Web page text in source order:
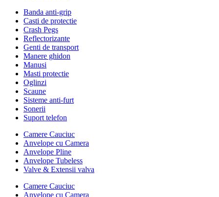
Banda anti-grip
Casti de protectie
Crash Pegs
Reflectorizante
Genti de transport
Manere ghidon
Manusi
Masti protectie
Oglinzi
Scaune
Sisteme anti-furt
Sonerii
Suport telefon
Camere Cauciuc
Anvelope cu Camera
Anvelope Pline
Anvelope Tubeless
Valve & Extensii valva
Camere Cauciuc
Anvelope cu Camera